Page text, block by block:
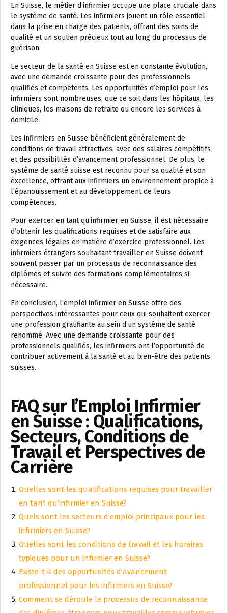
En Suisse, le métier d’infirmier occupe une place cruciale dans
le système de santé. Les infirmiers jouent un rôle essentiel
dans la prise en charge des patients, offrant des soins de
qualité et un soutien précieux tout au long du processus de
guérison.
Le secteur de la santé en Suisse est en constante évolution,
avec une demande croissante pour des professionnels
qualifiés et compétents. Les opportunités d’emploi pour les
infirmiers sont nombreuses, que ce soit dans les hôpitaux, les
cliniques, les maisons de retraite ou encore les services à
domicile.
Les infirmiers en Suisse bénéficient généralement de
conditions de travail attractives, avec des salaires compétitifs
et des possibilités d’avancement professionnel. De plus, le
système de santé suisse est reconnu pour sa qualité et son
excellence, offrant aux infirmiers un environnement propice à
l’épanouissement et au développement de leurs
compétences.
Pour exercer en tant qu’infirmier en Suisse, il est nécessaire
d’obtenir les qualifications requises et de satisfaire aux
exigences légales en matière d’exercice professionnel. Les
infirmiers étrangers souhaitant travailler en Suisse doivent
souvent passer par un processus de reconnaissance des
diplômes et suivre des formations complémentaires si
nécessaire.
En conclusion, l’emploi infirmier en Suisse offre des
perspectives intéressantes pour ceux qui souhaitent exercer
une profession gratifiante au sein d’un système de santé
renommé. Avec une demande croissante pour des
professionnels qualifiés, les infirmiers ont l’opportunité de
contribuer activement à la santé et au bien-être des patients
suisses.
FAQ sur l’Emploi Infirmier
en Suisse : Qualifications,
Secteurs, Conditions de
Travail et Perspectives de
Carrière
Quelles sont les qualifications requises pour travailler
en tant qu’infirmier en Suisse?
Quels sont les secteurs d’emploi principaux pour les
infirmiers en Suisse?
Quelles sont les conditions de travail et les horaires
typiques pour un infirmier en Suisse?
Existe-t-il des opportunités d’avancement
professionnel pour les infirmiers en Suisse?
Comment se déroule le processus de reconnaissance